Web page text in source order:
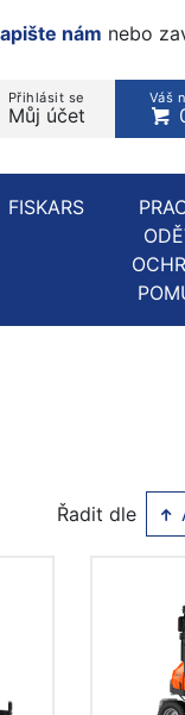
nám nebo
Přihlásit se
Můj účet
Váš
kategorie...
FISKARS
Řadit dle